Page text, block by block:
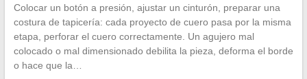
Colocar un botón a presión, ajustar un cinturón, preparar una
costura de tapicería: cada proyecto de cuero pasa por la misma
etapa, perforar el cuero correctamente. Un agujero mal
colocado o mal dimensionado debilita la pieza, deforma el borde
o hace que la…